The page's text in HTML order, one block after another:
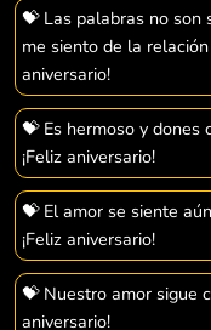
💝 Las palabras no
me siento de la
aniversario!
💝 Es hermoso y dones
¡Feliz aniversario!
💝 El amor se siente
¡Feliz aniversario!
💝 Nuestro amor sigue
aniversario!